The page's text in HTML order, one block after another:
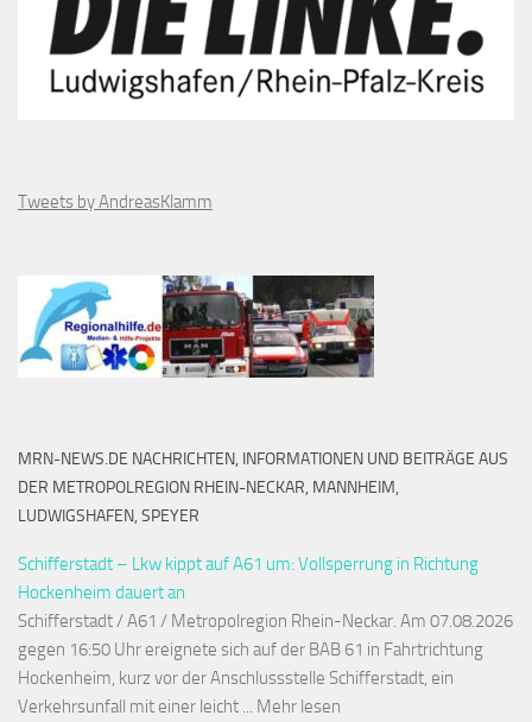
Tweets by AndreasKlamm
MRN-NEWS.DE NACHRICHTEN, INFORMATIONEN UND BEITRÄGE AUS
DER METROPOLREGION RHEIN-NECKAR, MANNHEIM,
LUDWIGSHAFEN, SPEYER
Schifferstadt – Lkw kippt auf A61 um: Vollsperrung in Richtung
Hockenheim dauert an
Schifferstadt / A61 / Metropolregion Rhein-Neckar. Am 07.08.2026
gegen 16:50 Uhr ereignete sich auf der BAB 61 in Fahrtrichtung
Hockenheim, kurz vor der Anschlussstelle Schifferstadt, ein
Verkehrsunfall mit einer leicht ... Mehr lesen